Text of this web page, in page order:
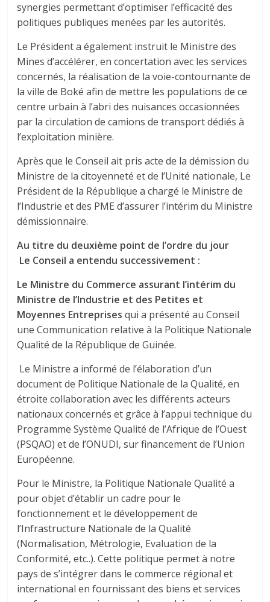
synergies permettant d’optimiser l’efficacité des
politiques publiques menées par les autorités.
Le Président a également instruit le Ministre des
Mines d’accélérer, en concertation avec les services
concernés, la réalisation de la voie-contournante de
la ville de Boké afin de mettre les populations de ce
centre urbain à l’abri des nuisances occasionnées
par la circulation de camions de transport dédiés à
l’exploitation minière.
Après que le Conseil ait pris acte de la démission du
Ministre de la citoyenneté et de l’Unité nationale, Le
Président de la République a chargé le Ministre de
l’Industrie et des PME d’assurer l’intérim du Ministre
démissionnaire.
Au titre du deuxième point de l’ordre du jour
Le Conseil a entendu successivement :
Le Ministre du Commerce assurant l’intérim du
Ministre de l’Industrie et des Petites et
Moyennes Entreprisesqui a présenté au Conseil
une Communication relative à la Politique Nationale
Qualité de la République de Guinée.
Le Ministre a informé de l’élaboration d’un
document de Politique Nationale de la Qualité, en
étroite collaboration avec les différents acteurs
nationaux concernés et grâce à l’appui technique du
Programme Système Qualité de l’Afrique de l’Ouest
(PSQAO) et de l’ONUDI, sur financement de l’Union
Européenne.
Pour le Ministre, la Politique Nationale Qualité a
pour objet d’établir un cadre pour le
fonctionnement et le développement de
l’Infrastructure Nationale de la Qualité
(Normalisation, Métrologie, Evaluation de la
Conformité, etc..). Cette politique permet à notre
pays de s’intégrer dans le commerce régional et
international en fournissant des biens et services